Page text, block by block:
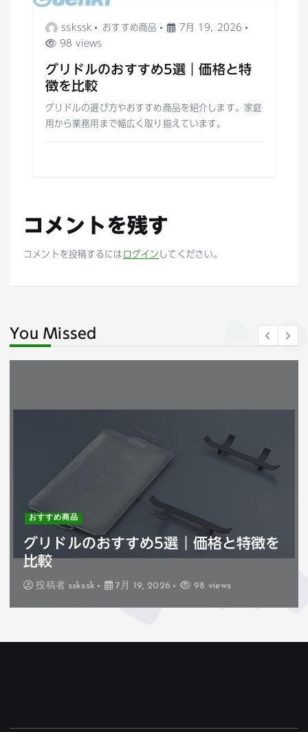
sskssk おすすめ商品
7月 19, 2026
98 views
グリドルのおすすめ5選｜価格と特
徴を比較
グリドルの選び方やおすすめ商品を紹介します。家庭
用から業務用まで幅広く取り揃えています。
コメントを残す
コメントを投稿するには ログイン してください。
You Missed
徴を
おすすめ商品
ハセガワ巻きすのおすすめ3選｜
特徴を比較
投稿者 sskssk 7月 18, 2026